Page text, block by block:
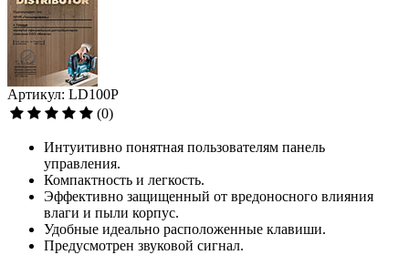
Артикул: LD100P
(0)
Интуитивно понятная пользователям панель
управления.
Компактность и легкость.
Эффективно защищенный от вредоносного влияния
влаги и пыли корпус.
Удобные идеально расположенные клавиши.
Предусмотрен звуковой сигнал.